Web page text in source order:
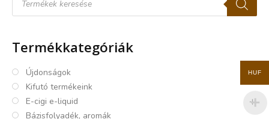
Termékkategóriák
Újdonságok
Kifutó termékeink
E-cigi e-liquid
Bázisfolyadék, aromák
HUF